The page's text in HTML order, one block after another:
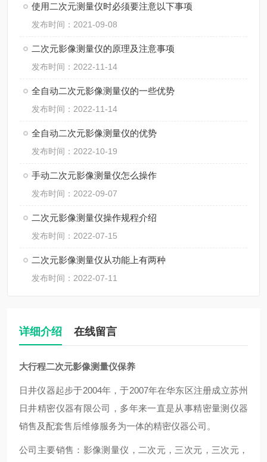
使用二次元测量仪时必须要注意以下事项
发布时间：2021-09-08
二次元影像测量仪的原理及注意事项
发布时间：2022-11-14
全自动二次元影像测量仪的一些优势
发布时间：2022-11-14
全自动二次元影像测量仪的优势
发布时间：2022-10-19
手动二次元影像测量仪怎么操作
发布时间：2022-09-07
二次元影像测量仪操作规程介绍
发布时间：2022-07-15
二次元影像测量仪从功能上有两种
发布时间：2022-07-11
详细介绍 在线留言
大行程二次元影像测量仪保养
日井仪器起步于2004年，于2007年在华东区注册成立苏州
日井精密仪器有限公司，多年来一直是从事精密量测仪器
销售及配套售后维修服务为一体的精密仪器公司。
公司主要销售：影像测量仪，二次元，三次元，三次元，